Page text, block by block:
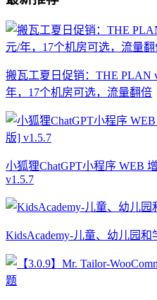
搬瓦工夏日促销：THE PLAN
年，17个机房可选，流量翻倍
小狐狸ChatGPT小程序 WEB
v1.5.7
KidsAcademy-儿童、幼儿园和